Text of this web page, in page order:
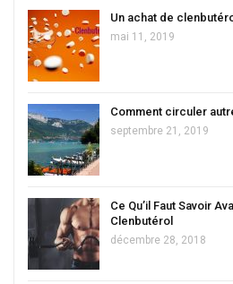
Un achat de
mai 11, 2019
Comment circuler
septembre 21, 2019
Ce Qu’il Faut Savoir
Clenbutérol
décembre 28, 2018